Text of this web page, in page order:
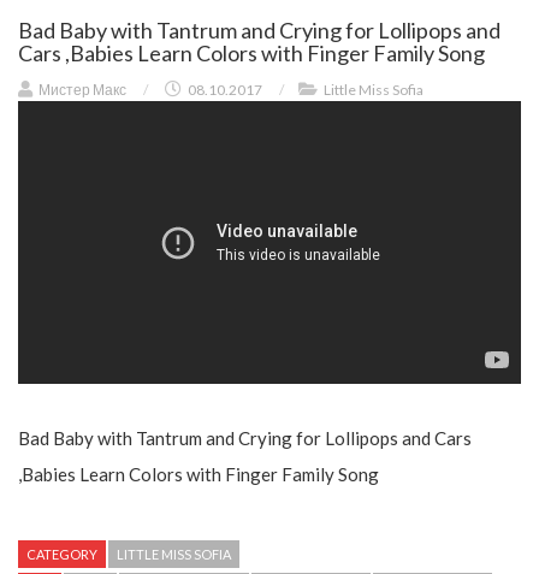
Bad Baby with Tantrum and Crying for Lollipops and
Cars ,Babies Learn Colors with Finger Family Song
Мистер Макс / 08.10.2017 / Little Miss Sofia
Bad Baby with Tantrum and Crying for Lollipops and Cars
,Babies Learn Colors with Finger Family Song
CATEGORY LITTLE MISS SOFIA